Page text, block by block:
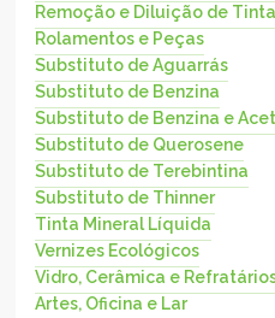
Remoção e Diluição de
Rolamentos e Peças
Substituto de Aguarrás
Substituto de Benzina
Substituto de Benzina e
Substituto de Querosene
Substituto de Terebintina
Substituto de Thinner
Tinta Mineral Líquida
Vernizes Ecológicos
Vidro, Cerâmica e
Artes, Oficina e Lar